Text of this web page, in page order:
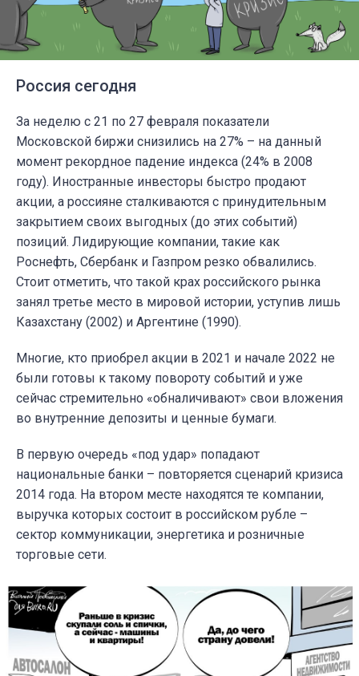
Россия сегодня
За неделю с 21 по 27 февраля показатели
Московской биржи снизились на 27% – на данный
момент рекордное падение индекса (24% в 2008
году). Иностранные инвесторы быстро продают
акции, а россияне сталкиваются с принудительным
закрытием своих выгодных (до этих событий)
позиций. Лидирующие компании, такие как
Роснефть, Сбербанк и Газпром резко обвалились.
Стоит отметить, что такой крах российского рынка
занял третье место в мировой истории, уступив лишь
Казахстану (2002) и Аргентине (1990).
Многие, кто приобрел акции в 2021 и начале 2022 не
были готовы к такому повороту событий и уже
сейчас стремительно «обналичивают» свои вложения
во внутренние депозиты и ценные бумаги.
В первую очередь «под удар» попадают
национальные банки – повторяется сценарий кризиса
2014 года. На втором месте находятся те компании,
выручка которых состоит в российском рубле –
сектор коммуникации, энергетика и розничные
торговые сети.